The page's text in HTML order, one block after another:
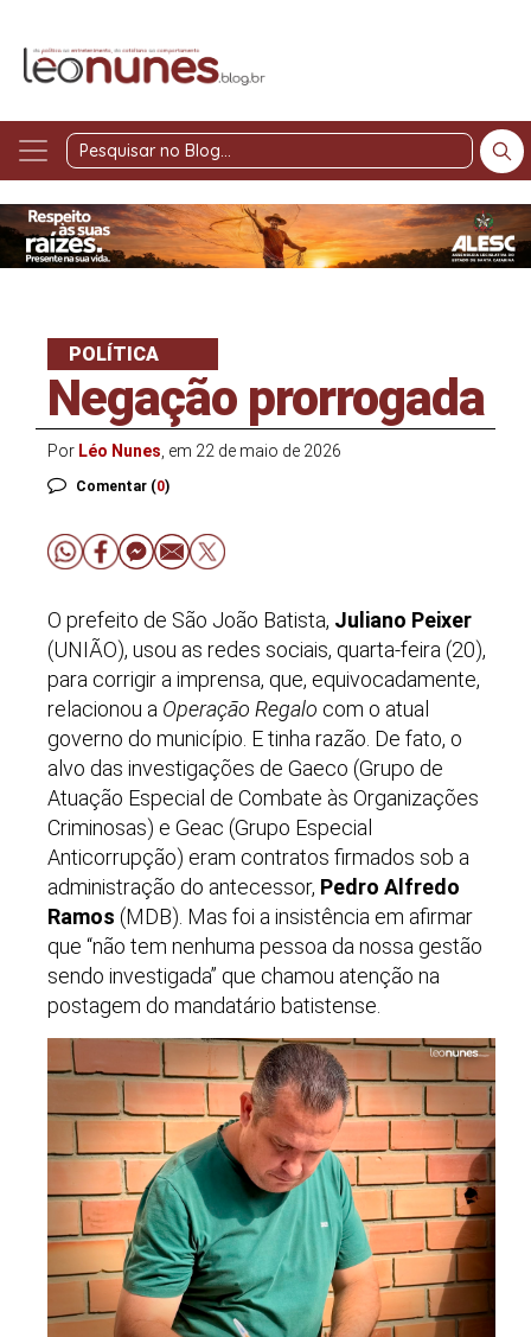
Pesquisar
Blog
POLÍTICA
Negação prorrogada
Por Léo Nunes , em 22 de maio de 2026
Comentar (0)
O prefeito de São João Batista, Juliano Peixer
(UNIÃO), usou as redes sociais, quarta-feira (20),
para corrigir a imprensa, que, equivocadamente,
relacionou a Operação Regalo com o atual
governo do município. E tinha razão. De fato, o
alvo das investigações de Gaeco (Grupo de
Atuação Especial de Combate às Organizações
Criminosas) e Geac (Grupo Especial
Anticorrupção) eram contratos firmados sob a
administração do antecessor, Pedro Alfredo
Ramos (MDB). Mas foi a insistência em afirmar
que “não tem nenhuma pessoa da nossa gestão
sendo investigada” que chamou atenção na
postagem do mandatário batistense.